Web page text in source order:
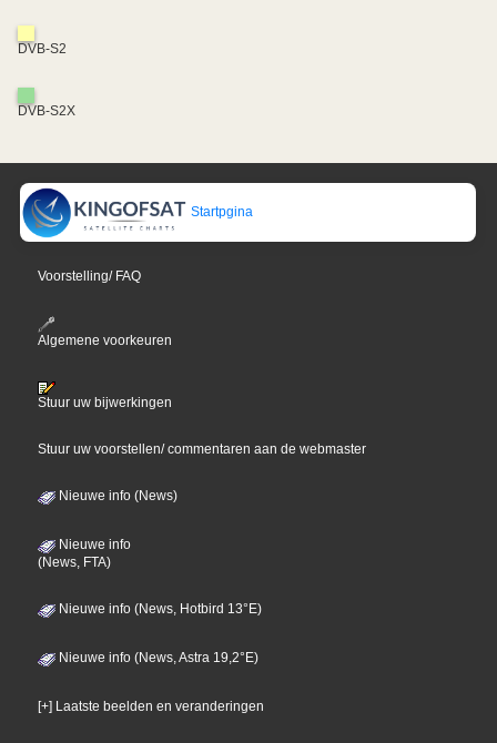
DVB-S2
DVB-S2X
Startpgina
Voorstelling/ FAQ
Algemene voorkeuren
Stuur uw bijwerkingen
Stuur uw voorstellen/ commentaren aan de webmaster
Nieuwe info (News)
Nieuwe info
(News, FTA)
Nieuwe info (News, Hotbird 13°E)
Nieuwe info (News, Astra 19,2°E)
[+] Laatste beelden en veranderingen